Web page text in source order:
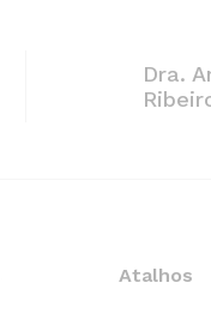
Dra.
Atalhos